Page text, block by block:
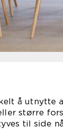
å utnytte
større
til side